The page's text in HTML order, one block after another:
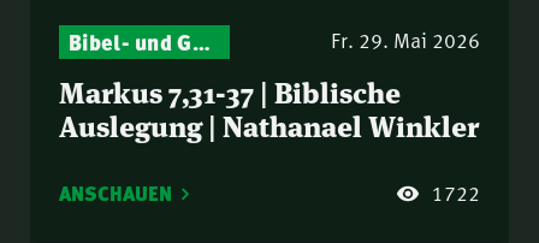
Bibel- und Gebetsstunde – Jeden Donnerstag neu: Vers-für-Vers-Auslegungen Fr. 29. Mai 2026
Markus 7,31-37 | Biblische
Auslegung | Nathanael Winkler
ANSCHAUEN 1722